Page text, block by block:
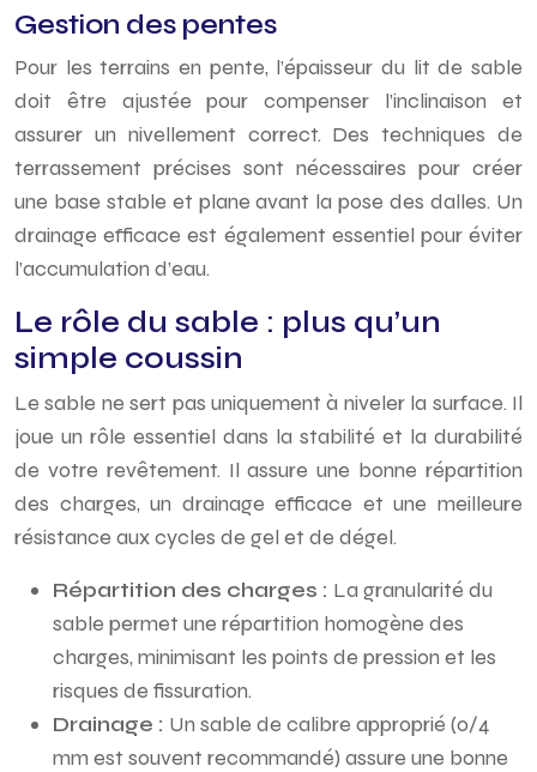
Gestion des pentes
Pour les terrains en pente, l’épaisseur du lit de sable
doit être ajustée pour compenser l’inclinaison et
assurer un nivellement correct. Des techniques de
terrassement précises sont nécessaires pour créer
une base stable et plane avant la pose des dalles. Un
drainage efficace est également essentiel pour éviter
l’accumulation d’eau.
Le rôle du sable : plus qu’un
simple coussin
Le sable ne sert pas uniquement à niveler la surface. Il
joue un rôle essentiel dans la stabilité et la durabilité
de votre revêtement. Il assure une bonne répartition
des charges, un drainage efficace et une meilleure
résistance aux cycles de gel et de dégel.
Répartition des charges : La granularité du
sable permet une répartition homogène des
charges, minimisant les points de pression et les
risques de fissuration.
Drainage : Un sable de calibre approprié (0/4
mm est souvent recommandé) assure une bonne